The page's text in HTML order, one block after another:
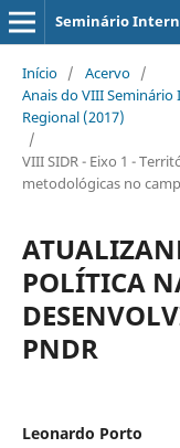
Seminário
Início / Acervo /
Anais do VIII
Regional (2017)
/
VIII SIDR - Eixo 1 -
metodológicas no
POLÍTICA
PNDR
Leonardo Porto